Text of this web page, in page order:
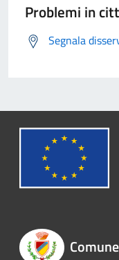
Problemi in
Segnala